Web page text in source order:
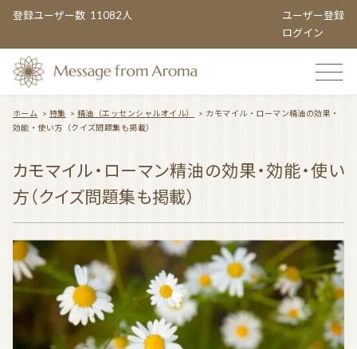
登録ユーザー数 11082人
ユーザー登録
ログイン
おすすめのお店
TOPIC CATEGORY
アロマエンタメ情報 おすすめ商品 ５選
ホーム > 特集 >精油（エッセンシャルオイル） > カモマイル・ローマン精油の効果・
効能・使い方（クイズ問題集も掲載）
カモマイル・ローマン精油の効果・効能・使い
方（クイズ問題集も掲載）